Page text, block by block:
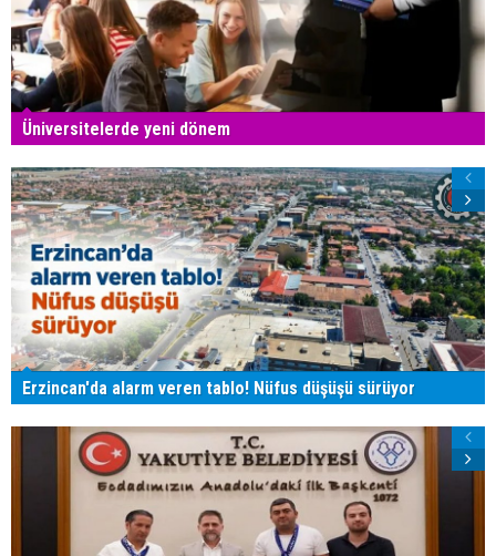
Üniversitelerde yeni dönem
Erzincan'da alarm veren tablo! Nüfus düşüşü sürüyor